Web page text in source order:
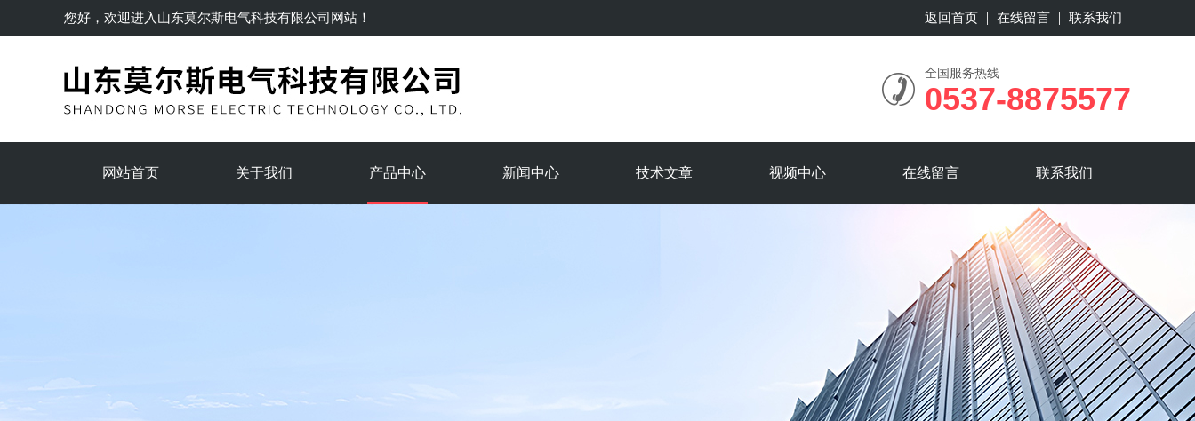
您好，欢迎进入 山东莫尔斯电气科技有限公司网站！ 返回首页 在线留言 联系我们
全国服务热线
0537-8875577
网站首页 关于我们 产品中心 新闻中心 技术文章 视频中心 在线留言 联系我们